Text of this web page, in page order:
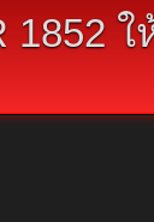
1852